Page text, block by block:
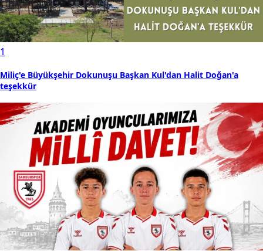
1
Miliç'e Büyükşehir Dokunuşu Başkan Kul'dan Halit Doğan'a
teşekkür